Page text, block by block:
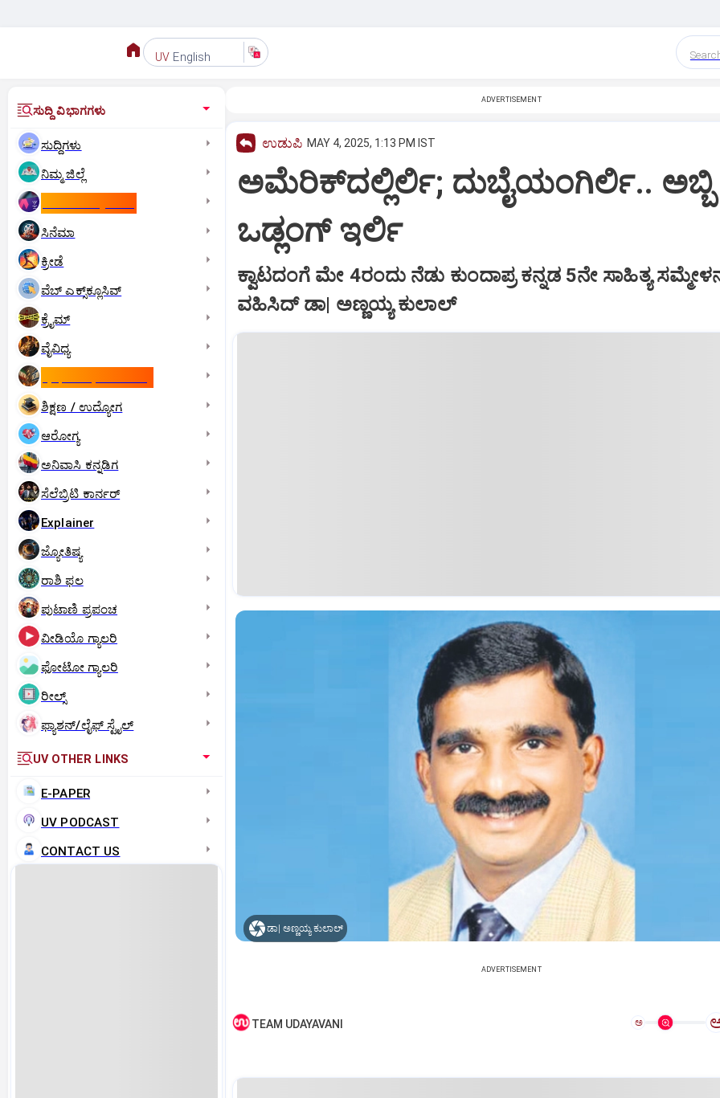
UV English
ಸುದ್ದಿ ವಿಭಾಗಗಳು
ಸುದ್ದಿಗಳು
ನಿಮ್ಮ ಜಿಲ್ಲೆ
ಸಿನೆಮಾ
ಕ್ರೀಡೆ
ವೆಬ್ ಎಕ್ಸ್‌ಕ್ಲೂಸಿವ್
ಕ್ರೈಮ್
ವೈವಿಧ್ಯ
ಶಿಕ್ಷಣ / ಉದ್ಯೋಗ
ಆರೋಗ್ಯ
ಅನಿವಾಸಿ ಕನ್ನಡಿಗ
ಸೆಲೆಬ್ರಿಟಿ ಕಾರ್ನರ್‌
Explainer
ಜ್ಯೋತಿಷ್ಯ
ರಾಶಿ ಫಲ
ಪುಟಾಣಿ ಪ್ರಪಂಚ
ವೀಡಿಯೊ ಗ್ಯಾಲರಿ
ಫೋಟೋ ಗ್ಯಾಲರಿ
ರೀಲ್ಸ್
ಫ್ಯಾಶನ್/ಲೈಫ್‌ ಸ್ಟೈಲ್
UV OTHER LINKS
E-PAPER
UV PODCAST
CONTACT US
ADVERTISEMENT
ಉಡುಪಿ MAY 4, 2025, 1:13 PM IST
ಅಮೆರಿಕ್‌ದಲ್ಲಿರ್ಲಿ; ದುಬೈಯಂಗಿರ್ಲಿ..
ಒಡ್ಲಂಗ್‌ ಇರ್ಲಿ
ಕ್ವಾಟದಂಗೆ ಮೇ 4ರಂದು ನೆಡು ಕುಂದಾಪ್ರ ಕನ್ನಡ 5ನೇ ಸಾಹಿತ್ಯ
ವಹಿಸಿದ್‌ ಡಾ| ಅಣ್ಣಯ್ಯ ಕುಲಾಲ್‌
ಡಾ| ಅಣ್ಣಯ್ಯ ಕುಲಾಲ್‌
ADVERTISEMENT
TEAM UDAYAVANI ಅ